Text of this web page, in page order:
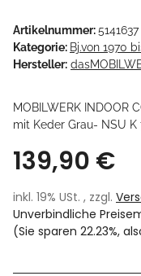
Artikelnummer:5141637
Kategorie: Bj.von 1970
Hersteller:
MOBILWERK INDOOR
mit Keder Grau- NSU K
139,90 €
inkl. 19% USt. , zzgl.
Unverbindliche
(Sie sparen 22.23%,